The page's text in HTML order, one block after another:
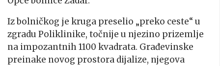
Iz bolničkog je kruga preselio „preko ceste“ u
zgradu Poliklinike, točnije u njezino prizemlje
na impozantnih 1100 kvadrata. Građevinske
preinake novog prostora dijalize, njegova